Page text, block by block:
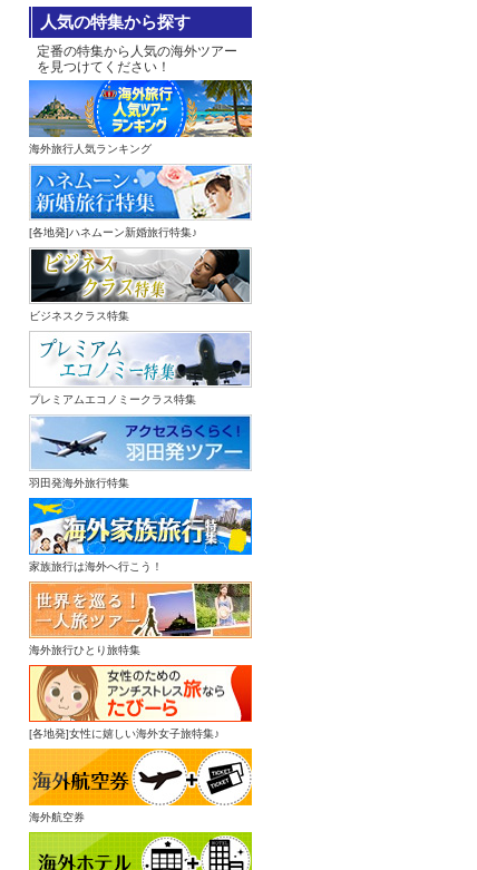
人気の特集から探す
定番の特集から人気の海外ツアー
を見つけてください！
海外旅行人気ランキング
[各地発]ハネムーン新婚旅行特集♪
ビジネスクラス特集
プレミアムエコノミークラス特集
羽田発海外旅行特集
家族旅行は海外へ行こう！
海外旅行ひとり旅特集
[各地発]女性に嬉しい海外女子旅特集♪
海外航空券